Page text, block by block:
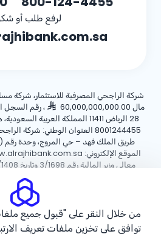
لرفع طلب أو
شركة الراجحي المصرفية للاستثمار، شركة
مال 60,000,000,000.00
28 الرياض 11411 المملكة العربية السعودية، هاتف:
وإشراف البنك المركزي
سياسة ملفات تعريف الارتباطسياسةمن خلال النقر على "قبول جميع
توافق على تخزين ملفات تعريف